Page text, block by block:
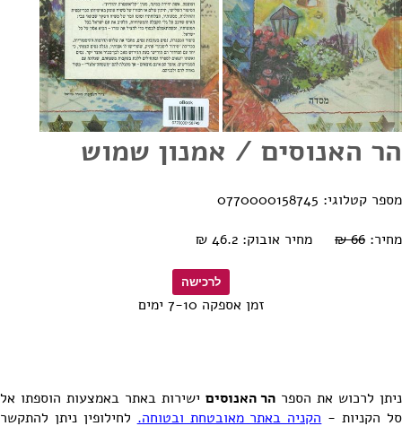
הר האנוסים / אמנון שמוש
מספר קטלוגי: 0770000158745
מחיר: 66 ₪ מחיר אובוק: 46.2 ₪
זמן אספקה 7-10 ימים
ניתן לרכוש את הספר הר האנוסים ישירות באתר באמצעות הוספתו אל
סל הקניות - הקניה באתר מאובטחת ובטוחה. לחילופין ניתן להתקשר